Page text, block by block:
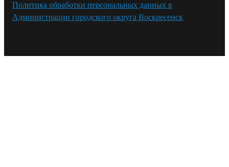
Политика обработки персональных данных в
Администрации городского округа Воскресенск